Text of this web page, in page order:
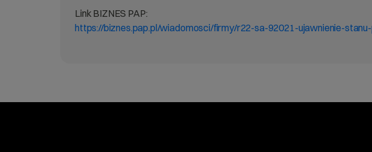
Link BIZNES PAP:
https://biznes.pap.pl/wiadomosci/firmy/r22-sa-92021-ujawnienie-